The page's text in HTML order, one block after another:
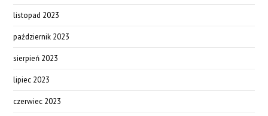
listopad 2023
październik 2023
sierpień 2023
lipiec 2023
czerwiec 2023